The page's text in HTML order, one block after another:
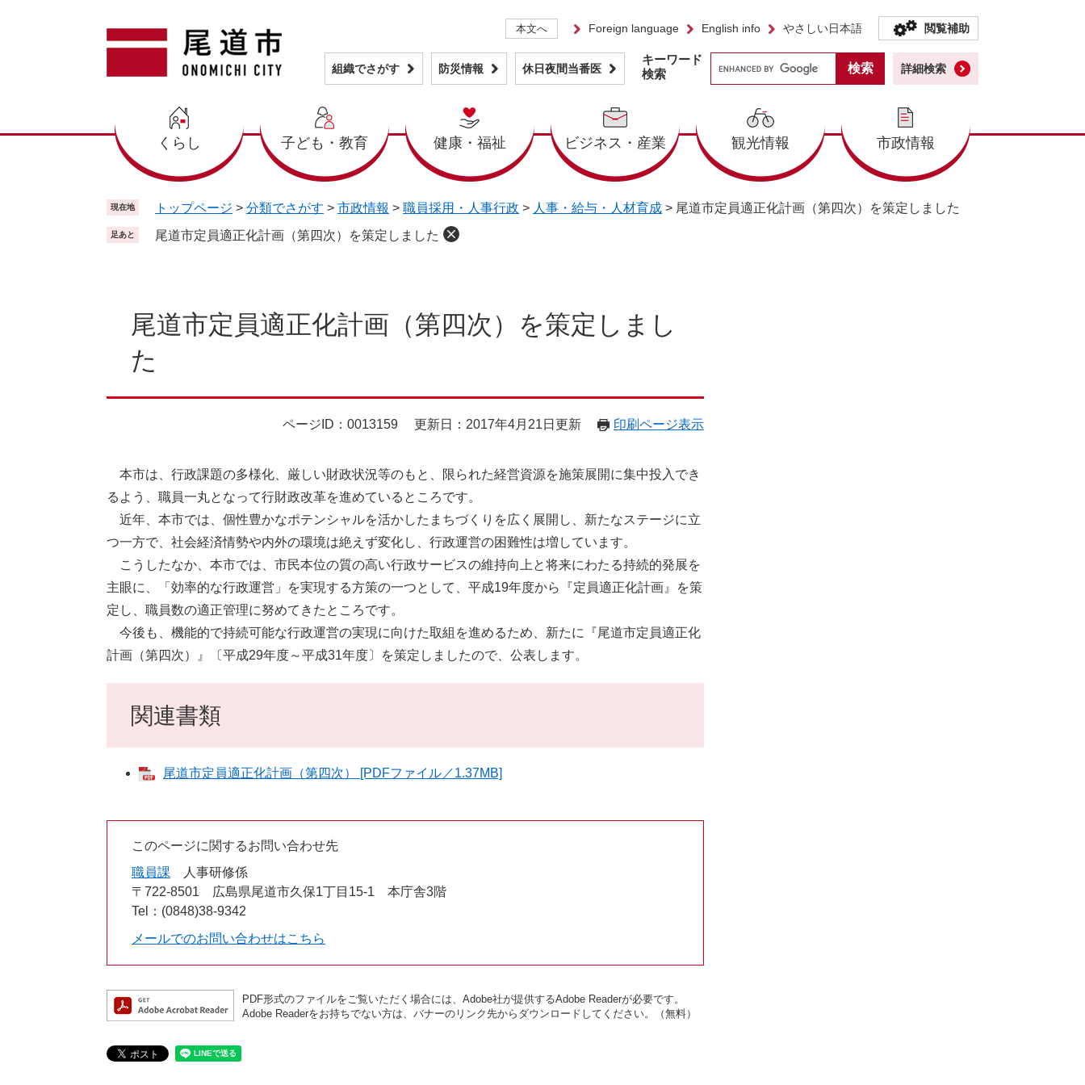
本文へ Foreign language English info やさしい日本語 閲覧補助
組織でさがす 防災情報 休日夜間当番医
くらし 子ども・教育 健康・福祉 ビジネス・産業 観光情報 市政情報
キーワード
検索
詳細検索
現在地 トップページ > 分類でさがす > 市政情報 > 職員採用・人事行政 > 人事・給与・人材育成 > 尾道市定員適正化計画（第四次）を策定しました
足あと 尾道市定員適正化計画（第四次）を策定しました
尾道市定員適正化計画（第四次）を策定しまし
た
ページID：0013159 更新日：2017年4月21日更新 印刷ページ表示
本市は、行政課題の多様化、厳しい財政状況等のもと、限られた経営資源を施策展開に集中投入でき
るよう、職員一丸となって行財政改革を進めているところです。
近年、本市では、個性豊かなポテンシャルを活かしたまちづくりを広く展開し、新たなステージに立
つ一方で、社会経済情勢や内外の環境は絶えず変化し、行政運営の困難性は増しています。
こうしたなか、本市では、市民本位の質の高い行政サービスの維持向上と将来にわたる持続的発展を
主眼に、「効率的な行政運営」を実現する方策の一つとして、平成19年度から『定員適正化計画』を策
定し、職員数の適正管理に努めてきたところです。
今後も、機能的で持続可能な行政運営の実現に向けた取組を進めるため、新たに『尾道市定員適正化
計画（第四次）』〔平成29年度～平成31年度〕を策定しましたので、公表します。
関連書類
尾道市定員適正化計画（第四次） [PDFファイル／1.37MB]
このページに関するお問い合わせ先
職員課
人事研修係
〒722-8501
広島県尾道市久保1丁目15-1 本庁舎3階
Tel：(0848)38-9342
メールでのお問い合わせはこちら
PDF形式のファイルをご覧いただく場合には、Adobe社が提供するAdobe Readerが必要です。
Adobe Readerをお持ちでない方は、バナーのリンク先からダウンロードしてください。（無料）